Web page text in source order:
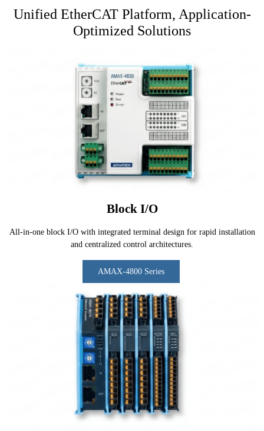
Unified EtherCAT Platform, Application-
Optimized Solutions
Block I/O
All-in-one block I/O with integrated terminal design for rapid installation
and centralized control architectures.
AMAX-4800 Series